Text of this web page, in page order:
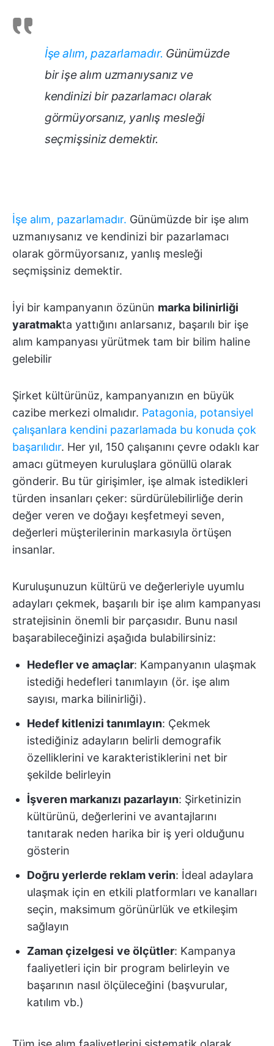
İşe alım, pazarlamadır. Günümüzde
bir işe alım uzmanıysanız ve
kendinizi bir pazarlamacı olarak
görmüyorsanız, yanlış mesleği
seçmişsiniz demektir.
İşe alım, pazarlamadır. Günümüzde bir işe alım
uzmanıysanız ve kendinizi bir pazarlamacı
olarak görmüyorsanız, yanlış mesleği
seçmişsiniz demektir.
İyi bir kampanyanın özünün marka bilinirliği
yaratmakta yattığını anlarsanız, başarılı bir işe
alım kampanyası yürütmek tam bir bilim haline
gelebilir
Şirket kültürünüz, kampanyanızın en büyük
cazibe merkezi olmalıdır. Patagonia, potansiyel
çalışanlara kendini pazarlamada bu konuda çok
başarılıdır. Her yıl, 150 çalışanını çevre odaklı kar
amacı gütmeyen kuruluşlara gönüllü olarak
gönderir. Bu tür girişimler, işe almak istedikleri
türden insanları çeker: sürdürülebilirliğe derin
değer veren ve doğayı keşfetmeyi seven,
değerleri müşterilerinin markasıyla örtüşen
insanlar.
Kuruluşunuzun kültürü ve değerleriyle uyumlu
adayları çekmek, başarılı bir işe alım kampanyası
stratejisinin önemli bir parçasıdır. Bunu nasıl
başarabileceğinizi aşağıda bulabilirsiniz:
Hedefler ve amaçlar: Kampanyanın ulaşmak
istediği hedefleri tanımlayın (ör. işe alım
sayısı, marka bilinirliği).
Hedef kitlenizi tanımlayın: Çekmek
istediğiniz adayların belirli demografik
özelliklerini ve karakteristiklerini net bir
şekilde belirleyin
İşveren markanızı pazarlayın: Şirketinizin
kültürünü, değerlerini ve avantajlarını
tanıtarak neden harika bir iş yeri olduğunu
gösterin
Doğru yerlerde reklam verin: İdeal adaylara
ulaşmak için en etkili platformları ve kanalları
seçin, maksimum görünürlük ve etkileşim
sağlayın
Zaman çizelgesi ve ölçütler: Kampanya
faaliyetleri için bir program belirleyin ve
başarının nasıl ölçüleceğini (başvurular,
katılım vb.)